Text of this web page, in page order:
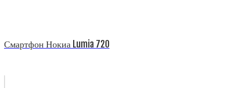
Смартфон Нокиа Lumia 720